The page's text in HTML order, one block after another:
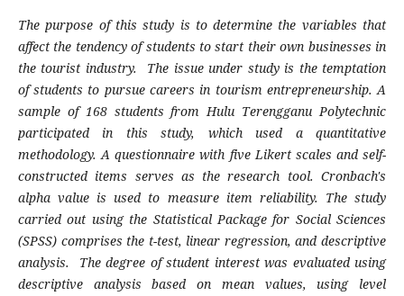
The purpose of this study is to determine the variables that
affect the tendency of students to start their own businesses in
the tourist industry.
The issue under study is the temptation
of students to pursue careers in tourism entrepreneurship. A
sample of 168 students from Hulu Terengganu Polytechnic
participated in this study, which used a quantitative
methodology. A questionnaire with five Likert scales and self-
constructed items serves as the research tool. Cronbach's
alpha value is used to measure item reliability. The study
carried out using the Statistical Package for Social Sciences
(SPSS) comprises the t-test, linear regression, and descriptive
analysis.
The degree of student interest was evaluated using
descriptive analysis based on mean values, using level